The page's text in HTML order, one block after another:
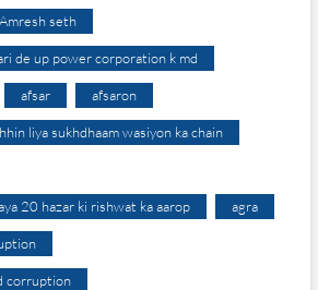
seth
de up power corporation k md
afsar afsaron
liya sukhdhaam wasiyon ka chain
20 hazar ki rishwat ka aarop agra
corruption